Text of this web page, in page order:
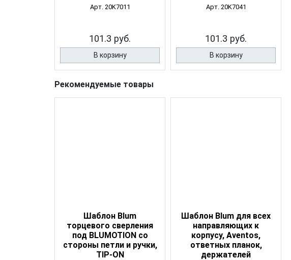
Арт. 20K7011
101.3 руб.
В корзину
Арт. 20K7041
101.3 руб.
В корзину
Рекомендуемые товары
Шаблон Blum
торцевого сверления
под BLUMOTION со
стороны петли и ручки,
TIP-ON
Шаблон Blum для всех
направляющих к
корпусу, Aventos,
ответных планок,
держателей